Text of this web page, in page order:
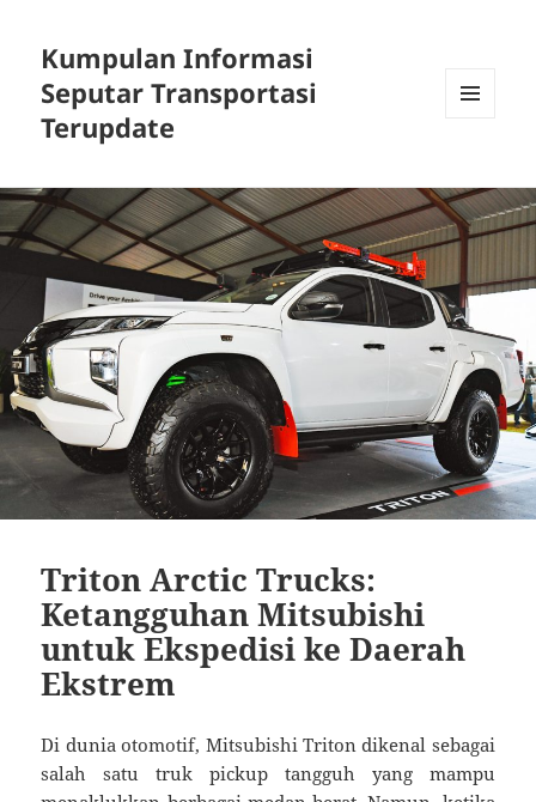
Kumpulan Informasi
Seputar Transportasi
Terupdate
Triton Arctic Trucks:
Ketangguhan Mitsubishi
untuk Ekspedisi ke Daerah
Ekstrem
Di dunia otomotif, Mitsubishi Triton dikenal sebagai
salah satu truk pickup tangguh yang mampu